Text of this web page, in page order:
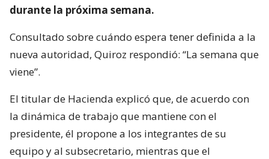
durante la próxima semana.
Consultado sobre cuándo espera tener definida a la
nueva autoridad, Quiroz respondió: “La semana que
viene”.
El titular de Hacienda explicó que, de acuerdo con
la dinámica de trabajo que mantiene con el
presidente, él propone a los integrantes de su
equipo y al subsecretario, mientras que el